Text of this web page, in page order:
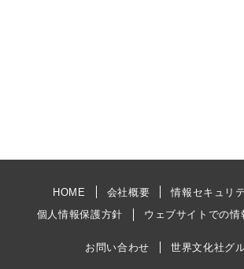
HOME 会社概要
情報セキュリ
個人情報保護方針
ウェブサイトでの情
お問い合わせ 世界文化社グ